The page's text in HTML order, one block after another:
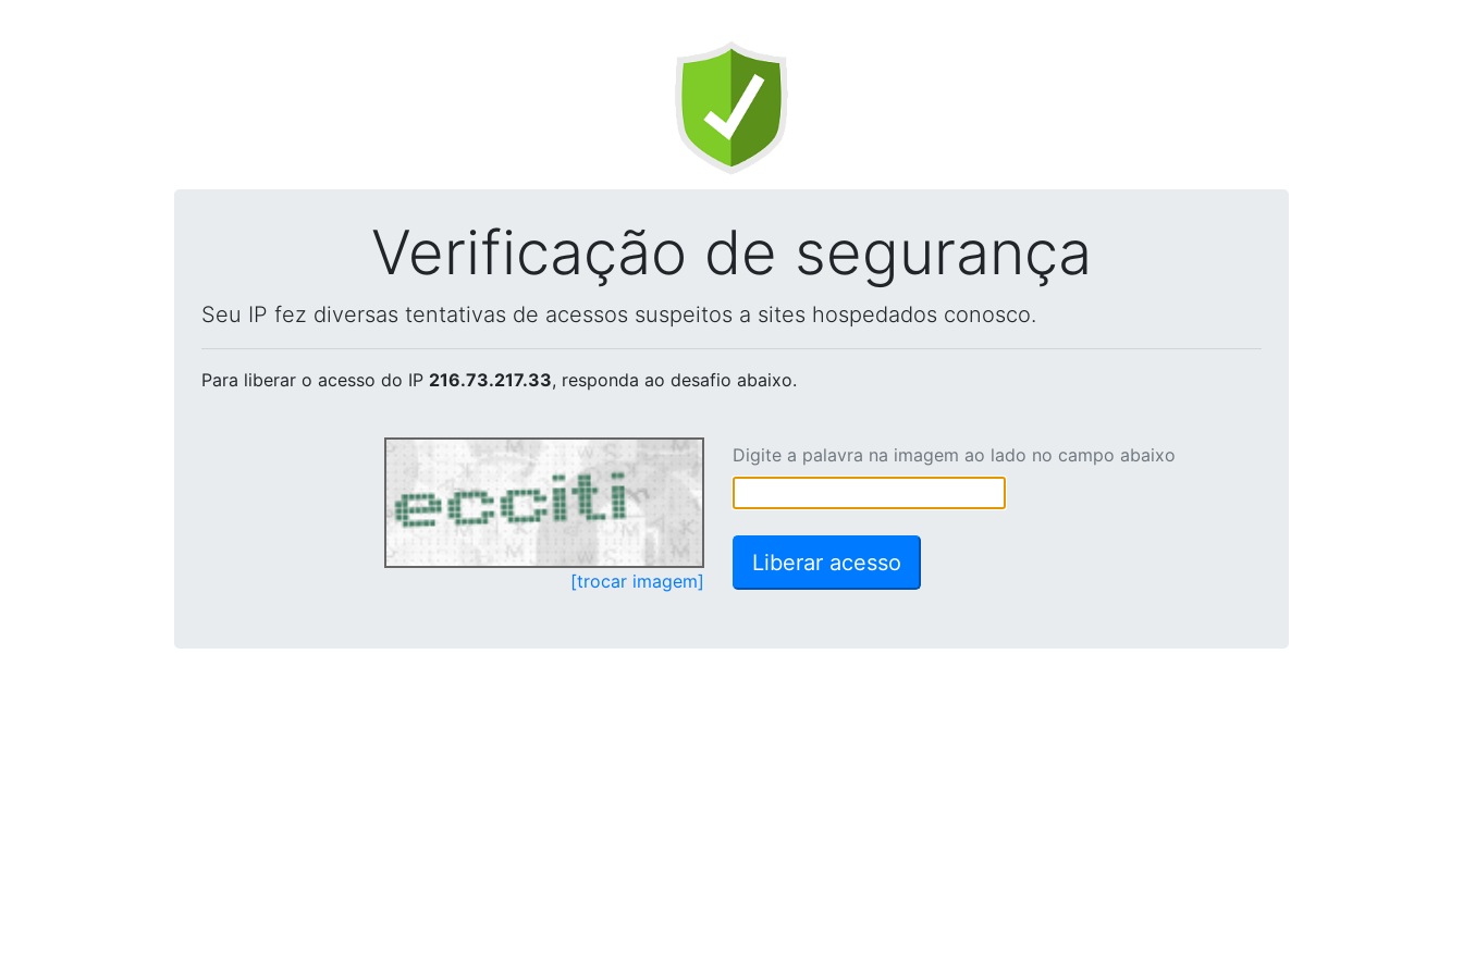
Verificação de segurança
Seu IP fez diversas tentativas de acessos suspeitos a sites hospedados conosco.
Para liberar o acesso do IP 216.73.217.33, responda ao desafio abaixo.
[trocar imagem]
Digite a palavra na imagem ao lado no campo abaixo